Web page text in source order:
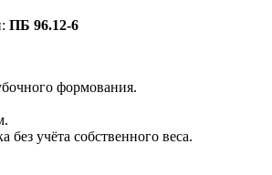
ПБ 96.12-6
формования.
без учёта собственного веса.